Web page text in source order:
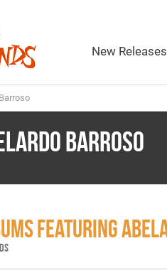
New Releases
BARROSO
FEATURING